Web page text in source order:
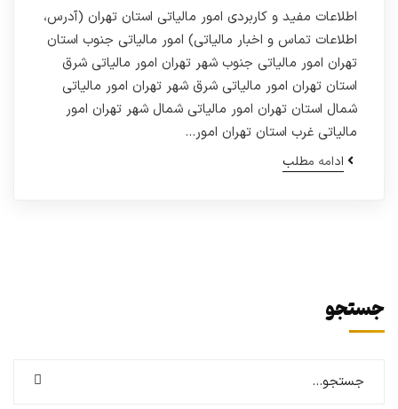
اطلاعات مفید و کاربردی امور مالیاتی استان تهران (آدرس،
اطلاعات تماس و اخبار مالیاتی) امور مالیاتی جنوب استان
تهران امور مالیاتی جنوب شهر تهران امور مالیاتی شرق
استان تهران امور مالیاتی شرق شهر تهران امور مالیاتی
شمال استان تهران امور مالیاتی شمال شهر تهران امور
مالیاتی غرب استان تهران امور…
ادامه مطلب
جستجو